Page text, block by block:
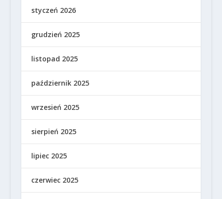
styczeń 2026
grudzień 2025
listopad 2025
październik 2025
wrzesień 2025
sierpień 2025
lipiec 2025
czerwiec 2025